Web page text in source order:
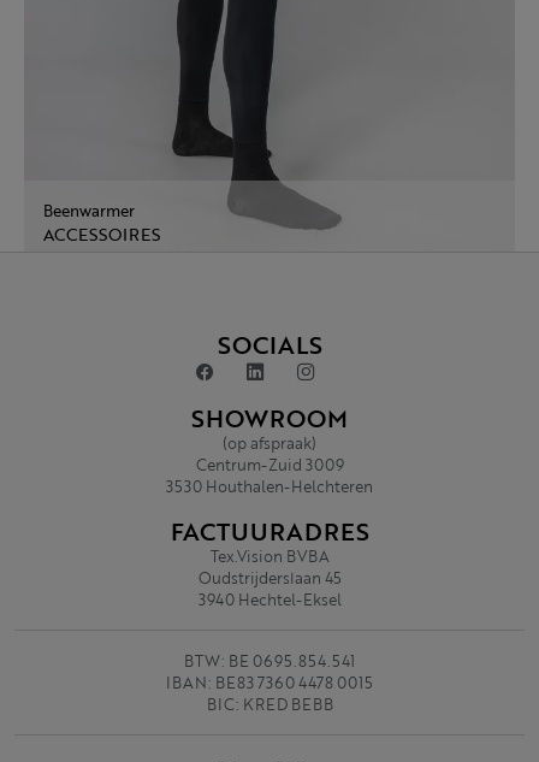
Beenwarmer
ACCESSOIRES
SOCIALS
SHOWROOM
(op afspraak)
Centrum-Zuid 3009
3530 Houthalen-Helchteren
FACTUURADRES
Tex.Vision BVBA
Oudstrijderslaan 45
3940 Hechtel-Eksel
BTW: BE 0695.854.541
IBAN: BE83 7360 4478 0015
BIC: KRED BEBB